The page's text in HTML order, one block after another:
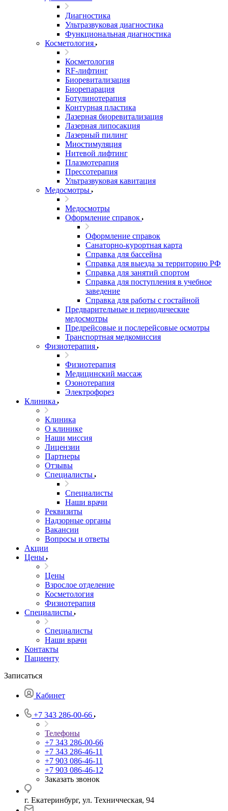
Диагностика
Ультразвуковая диагностика
Функциональная диагностика
Косметология
Косметология
RF-лифтинг
Биоревитализация
Биорепарация
Ботулинотерапия
Контурная пластика
Лазерная биоревитализация
Лазерная липосакция
Лазерный пилинг
Миостимуляция
Нитевой лифтинг
Плазмотерапия
Прессотерапия
Ультразвуковая кавитация
Медосмотры
Медосмотры
Оформление справок
Оформление справок
Санаторно-курортная карта
Справка для бассейна
Справка для выезда за территорию РФ
Справка для занятий спортом
Справка для поступления в учебное
заведение
Справка для работы с гостайной
Предварительные и периодические
медосмотры
Предрейсовые и послерейсовые осмотры
Транспортная медкомиссия
Физиотерапия
Физиотерапия
Медицинский массаж
Озонотерапия
Электрофорез
Клиника
Клиника
О клинике
Наши миссия
Лицензии
Партнеры
Отзывы
Специалисты
Специалисты
Наши врачи
Реквизиты
Надзорные органы
Вакансии
Вопросы и ответы
Акции
Цены
Цены
Взрослое отделение
Косметология
Физиотерапия
Специалисты
Специалисты
Наши врачи
Контакты
Пациенту
Записаться
Кабинет
+7 343 286-00-66
Телефоны
+7 343 286-00-66
+7 343 286-46-11
+7 903 086-46-11
+7 903 086-46-12
Заказать звонок
г. Екатеринбург, ул. Техничческая, 94